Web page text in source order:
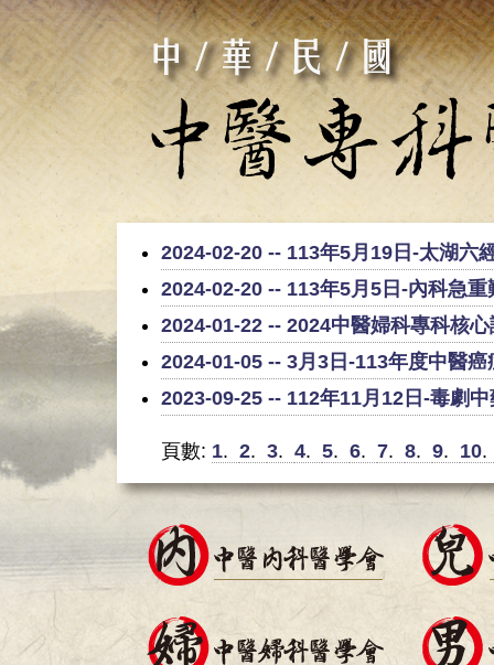
2024-02-20 -- 113年5月19日-太湖六
2024-02-20 -- 113年5月5日-內科急
2024-01-22 -- 2024中醫婦科專科核
2024-01-05 -- 3月3日-113年度中醫
2023-09-25 -- 112年11月12日-毒劇
頁數: 1. 2. 3. 4. 5. 6. 7. 8. 9. 10.